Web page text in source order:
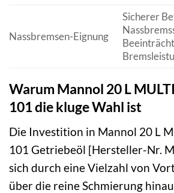
Nassbremsen-Eignung
Sicherer
Warum Mannol 20 L
101 die kluge Wahl ist
Die Investition in Mannol 20 L
101 Getriebeöl [Hersteller-Nr.
sich durch eine Vielzahl von
über die reine Schmierung